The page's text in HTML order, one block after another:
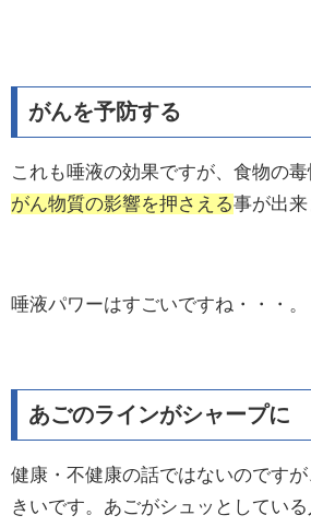
がんを予防する
これも唾液の効果ですが、食物の毒
がん物質の影響を押さえる事が出来
唾液パワーはすごいですね・・・。
あごのラインがシャープに
健康・不健康の話ではないのです
きいです。あごがシュッとしてい